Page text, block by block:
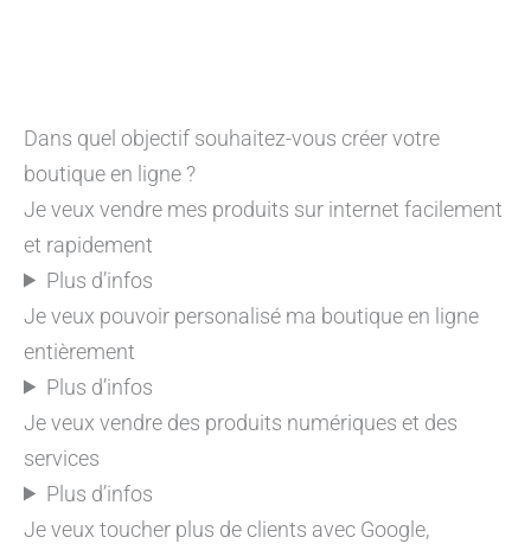
Dans quel objectif souhaitez-vous créer votre
boutique en ligne ?
Je veux vendre mes produits sur internet facilement
et rapidement
Plus d’infos
Je veux pouvoir personalisé ma boutique en ligne
entièrement
Plus d’infos
Je veux vendre des produits numériques et des
services
Plus d’infos
Je veux toucher plus de clients avec Google,